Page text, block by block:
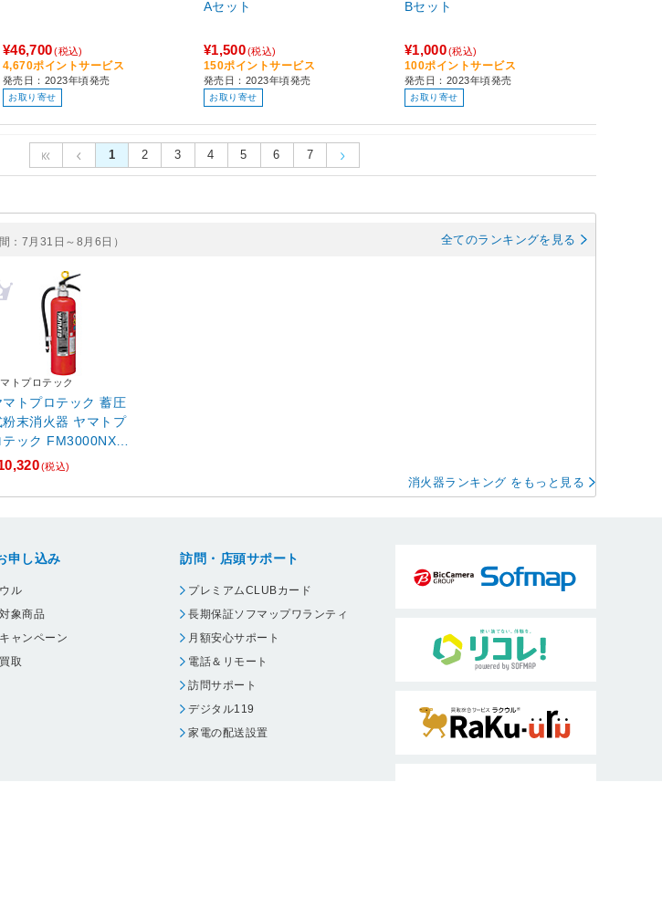
¥46,700(税込)
4,670ポイントサービス
発売日：2023年頃発売
お取り寄せ
Aセット
¥1,500(税込)
150ポイントサービス
発売日：2023年頃発売
お取り寄せ
Bセット
¥1,000(税込)
100ポイントサービス
発売日：2023年頃発売
お取り寄せ
1 2 3 4 5 6 7
：7月31日～8月6日） 全てのランキングを見る
トプロテック
マトプロテック 蓄圧
粉末消火器 ヤマトプ
ク FM3000NX
864】(税込)
消火器ランキング をもっと見る
申し込み
ル
象商品
ャンペーン
取
訪問・店頭サポート
プレミアムCLUBカード
長期保証ソフマップワランティ
月額安心サポート
電話＆リモート
訪問サポート
デジタル119
家電の配送設置